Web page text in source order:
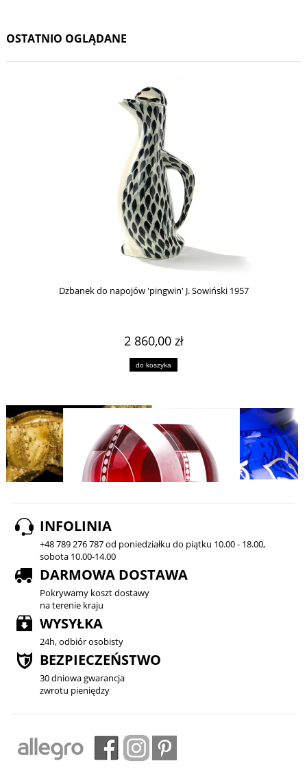
OSTATNIO OGLĄDANE
Dzbanek do napojów 'pingwin' J. Sowiński 1957
2 860,00 zł
do koszyka
INFOLINIA
+48 789 276 787 od poniedziałku do piątku 10.00 - 18.00,
sobota 10.00-14.00
DARMOWA DOSTAWA
Pokrywamy koszt dostawy
na terenie kraju
WYSYŁKA
24h, odbiór osobisty
BEZPIECZEŃSTWO
30 dniowa gwarancja
zwrotu pieniędzy